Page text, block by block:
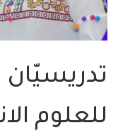
تدريسيّان
للعلوم